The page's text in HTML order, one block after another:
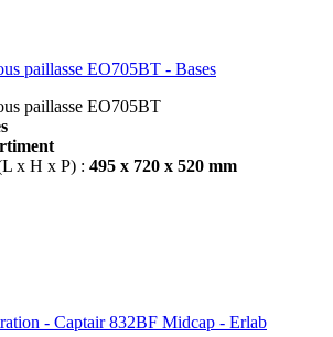
paillasse EO705BT - Bases
paillasse EO705BT
x H x P) : 495 x 720 x 520 mm
- Captair 832BF Midcap - Erlab